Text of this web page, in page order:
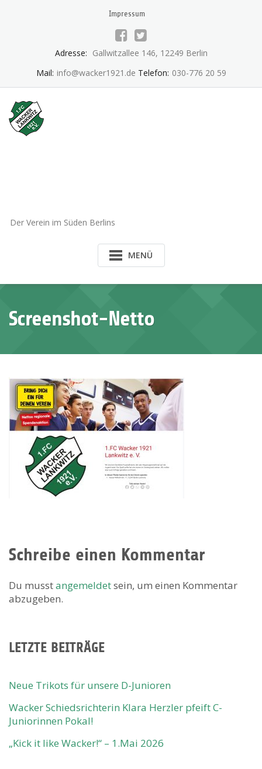
Impressum
Adresse: Gallwitzallee 146, 12249 Berlin
Mail: info@wacker1921.de Telefon: 030-776 20 59
Der Verein im Süden Berlins
MENÜ
Screenshot-Netto
Schreibe einen Kommentar
Du musstangemeldetsein, um einen Kommentar
abzugeben.
LETZTE BEITRÄGE
Neue Trikots für unsere D-Junioren
Wacker Schiedsrichterin Klara Herzler pfeift C-
Juniorinnen Pokal!
„Kick it like Wacker!“ – 1.Mai 2026